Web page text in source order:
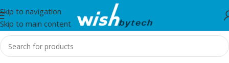
Skip to navigation
Skip to main content
Home/White Shark